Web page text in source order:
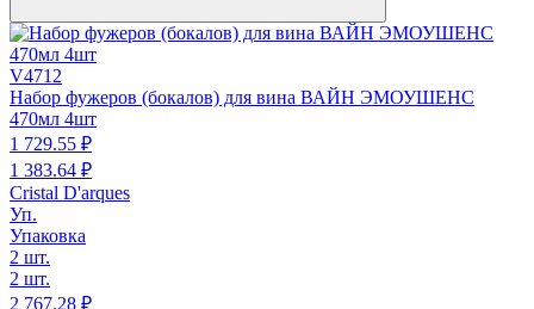
V4712
Набор фужеров (бокалов) для вина ВАЙН ЭМОУШЕНС
470мл 4шт
1 729.55 ₽
1 383.64 ₽
Cristal D'arques
Уп.
Упаковка
2 шт.
2 шт.
2 767.28 ₽